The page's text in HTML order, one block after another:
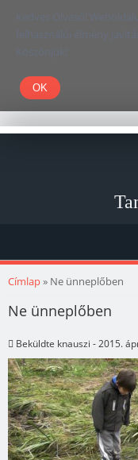
Kedves Olvasó!
felhasználói élmény
Köszönjük!
Jelenlegi hely
Címlap» Ne ünneplőben
Ne ünneplőben
Beküldte knauszi - 2015.